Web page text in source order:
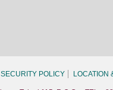
SECURITY POLICY LOCATION